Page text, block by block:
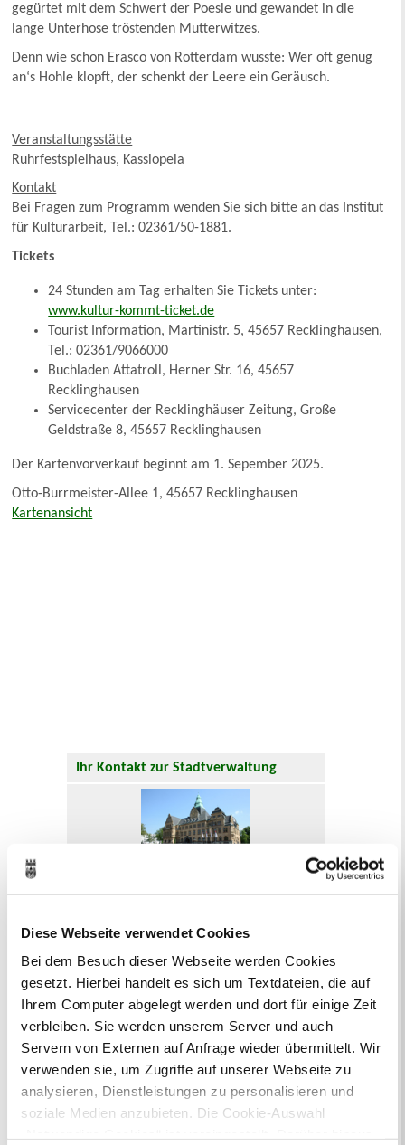
Diese Webseite verwendet Cookies
Bei dem Besuch dieser Webseite werden Cookies
gesetzt. Hierbei handelt es sich um Textdateien, die auf
Ihrem Computer abgelegt werden und dort für einige Zeit
verbleiben. Sie werden unserem Server und auch
Servern von Externen auf Anfrage wieder übermittelt. Wir
verwenden sie, um Zugriffe auf unserer Webseite zu
analysieren, Dienstleistungen zu personalisieren und
soziale Medien anzubieten. Die Cookie-Auswahl
gegürtet mit dem Schwert der Poesie und gewandet in die
lange Unterhose tröstenden Mutterwitzes.
Denn wie schon Erasco von Rotterdam wusste: Wer oft genug
an‘s Hohle klopft, der schenkt der Leere ein Geräusch.
Veranstaltungsstätte
Ruhrfestspielhaus, Kassiopeia
Kontakt
Bei Fragen zum Programm wenden Sie sich bitte an das Institut
für Kulturarbeit, Tel.: 02361/50-1881.
Tickets
24 Stunden am Tag erhalten Sie Tickets unter:
www.kultur-kommt-ticket.de
Tourist Information, Martinistr. 5, 45657 Recklinghausen,
Tel.: 02361/9066000
Buchladen Attatroll, Herner Str. 16, 45657
Recklinghausen
Servicecenter der Recklinghäuser Zeitung, Große
Geldstraße 8, 45657 Recklinghausen
Der Kartenvorverkauf beginnt am 1. Sepember 2025.
Otto-Burrmeister-Allee 1, 45657 Recklinghausen
Kartenansicht
Ihr Kontakt zur Stadtverwaltung
Ausländerangelegenheiten
Beurkundung Vaterschaft, Sorge
und Unterhalt
Urkundenservice
Online-Service (Serviceportal)
Kontaktformular
Öffnungszeiten
E-Rechnung FAQ
Bürgerservice von A-Z